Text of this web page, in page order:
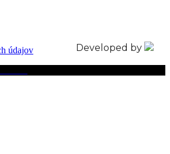
údajov
Developed by